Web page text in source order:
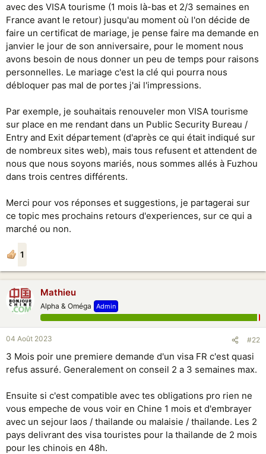
avec des VISA tourisme (1 mois là-bas et 2/3 semaines en
France avant le retour) jusqu'au moment où l'on décide de
faire un certificat de mariage, je pense faire ma demande en
janvier le jour de son anniversaire, pour le moment nous
avons besoin de nous donner un peu de temps pour raisons
personnelles. Le mariage c'est la clé qui pourra nous
débloquer pas mal de portes j'ai l'impressions.
Par exemple, je souhaitais renouveler mon VISA tourisme
sur place en me rendant dans un Public Security Bureau /
Entry and Exit département (d'après ce qui était indiqué sur
de nombreux sites web), mais tous refusent et attendent de
nous que nous soyons mariés, nous sommes allés à Fuzhou
dans trois centres différents.
Merci pour vos réponses et suggestions, je partagerai sur
ce topic mes prochains retours d'experiences, sur ce qui a
marché ou non.
1
Mathieu
Alpha & Oméga Admin
04 Août 2023 #22
3 Mois poir une premiere demande d'un visa FR c'est quasi
refus assuré. Generalement on conseil 2 a 3 semaines max.
Ensuite si c'est compatible avec tes obligations pro rien ne
vous empeche de vous voir en Chine 1 mois et d'embrayer
avec un sejour laos / thailande ou malaisie / thailande. Les 2
pays delivrant des visa touristes pour la thailande de 2 mois
pour les chinois en 48h.